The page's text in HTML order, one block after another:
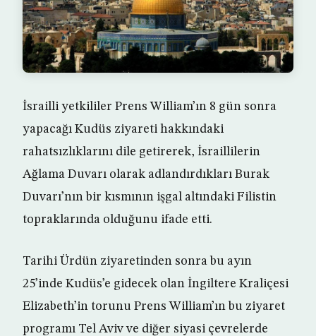
İsrailli yetkililer Prens William’ın 8 gün sonra
yapacağı Kudüs ziyareti hakkındaki
rahatsızlıklarını dile getirerek, İsraillilerin
Ağlama Duvarı olarak adlandırdıkları Burak
Duvarı’nın bir kısmının işgal altındaki Filistin
topraklarında olduğunu ifade etti.
Tarihi Ürdün ziyaretinden sonra bu ayın
25’inde Kudüs’e gidecek olan İngiltere Kraliçesi
Elizabeth’in torunu Prens William’ın bu ziyaret
programı Tel Aviv ve diğer siyasi çevrelerde